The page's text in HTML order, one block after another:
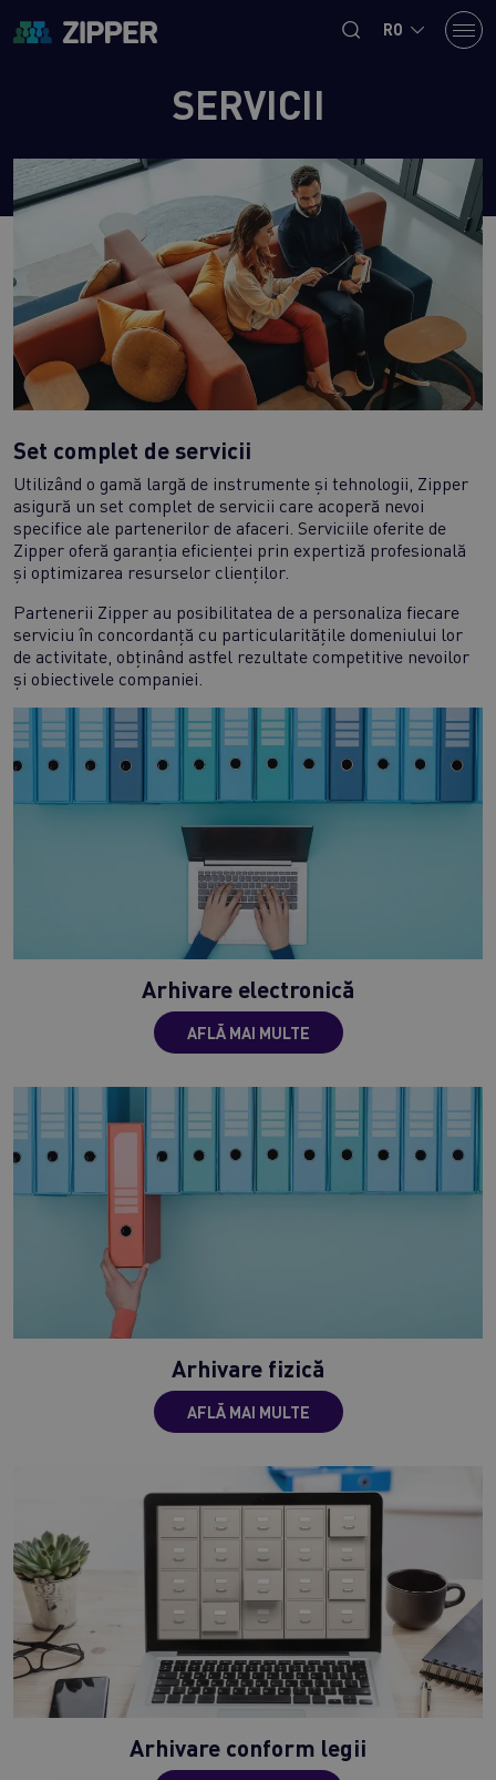
RO
SERVICII
Set complet de servicii
Utilizând o gamă largă de instrumente și tehnologii, Zipper
asigură un set complet de servicii care acoperă nevoi
specifice ale partenerilor de afaceri. Serviciile oferite de
Zipper oferă garanția eficienței prin expertiză profesională
și optimizarea resurselor clienților.
Partenerii Zipper au posibilitatea de a personaliza fiecare
serviciu în concordanță cu particularitățile domeniului lor
de activitate, obținând astfel rezultate competitive nevoilor
și obiectivele companiei.
Arhivare electronică
AFLĂ MAI MULTE
Arhivare fizică
AFLĂ MAI MULTE
Arhivare conform legii